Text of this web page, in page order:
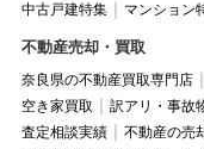
中古戸建特集
マンション
不動産売却・買取
奈良県の不動産買取専門店
空き家買取
訳アリ・事故
査定相談実績
不動産の売